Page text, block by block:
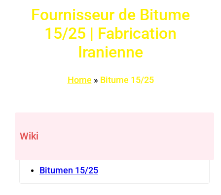
Fournisseur de Bitume
15/25 | Fabrication
Iranienne
Home » Bitume 15/25
Wiki
Bitumen 15/25